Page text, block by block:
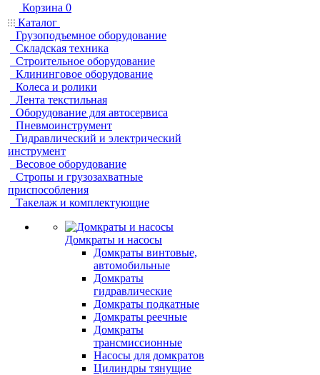
Корзина 0
Каталог
Грузоподъемное оборудование
Складская техника
Строительное оборудование
Клининговое оборудование
Колеса и ролики
Лента текстильная
Оборудование для автосервиса
Пневмоинструмент
Гидравлический и электрический
инструмент
Весовое оборудование
Стропы и грузозахватные
приспособления
Такелаж и комплектующие
Домкраты и насосы
Домкраты винтовые,
автомобильные
Домкраты
гидравлические
Домкраты подкатные
Домкраты реечные
Домкраты
трансмиссионные
Насосы для домкратов
Цилиндры тянущие